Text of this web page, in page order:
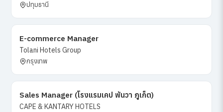
ปทุมธานี
E-commerce Manager
Tolani Hotels Group
กรุงเทพ
Sales Manager (โรงแรมเคป พันวา ภูเก็ต)
CAPE & KANTARY HOTELS